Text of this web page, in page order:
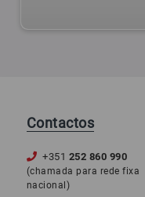
Contactos
+351 252 860 990
(chamada para rede fixa
nacional)